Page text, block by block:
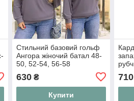
Стильний базовий гольф
Ангора жіночий батал 48-
50, 52-54, 56-58
630₴
Купити
710